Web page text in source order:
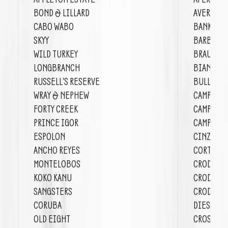
BOND & LILLARD
CABO WABO
SKYY
WILD TURKEY
LONGBRANCH
RUSSELL’S RESERVE
WRAY & NEPHEW
FORTY CREEK
PRINCE IGOR
ESPOLON
ANCHO REYES
MONTELOBOS
KOKO KANU
SANGSTERS
CORUBA
OLD EIGHT
AVERNA
BANKES-
BRAULIO
CAMPARI
CINZANO
CORTE
CRODINO
CRODINO
CRODINO
DIESUS
CROSS